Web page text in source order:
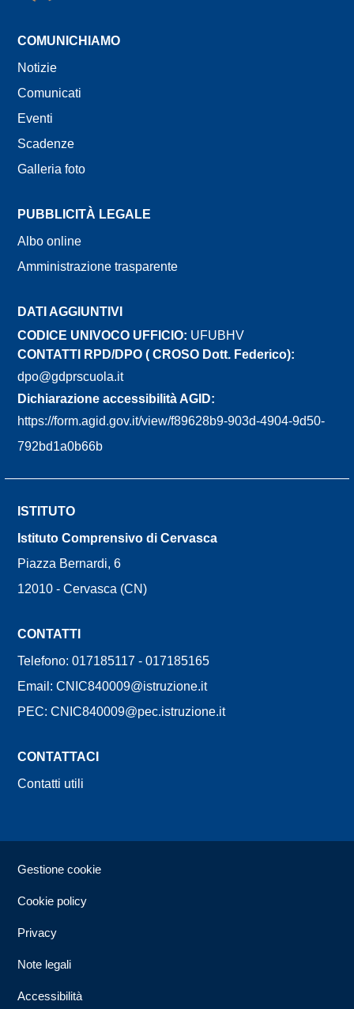
COMUNICHIAMO
Notizie
Comunicati
Eventi
Scadenze
Galleria foto
PUBBLICITÀ LEGALE
Albo online
Amministrazione trasparente
DATI AGGIUNTIVI
CODICE UNIVOCO UFFICIO: UFUBHV
CONTATTI RPD/DPO ( CROSO Dott. Federico):
dpo@gdprscuola.it
Dichiarazione accessibilità AGID:
https://form.agid.gov.it/view/f89628b9-903d-4904-9d50-
792bd1a0b66b
ISTITUTO
Istituto Comprensivo di Cervasca
Piazza Bernardi, 6
12010 - Cervasca (CN)
CONTATTI
Telefono: 017185117 - 017185165
Email: CNIC840009@istruzione.it
PEC: CNIC840009@pec.istruzione.it
CONTATTACI
Contatti utili
Gestione cookie
Cookie policy
Privacy
Note legali
Accessibilità